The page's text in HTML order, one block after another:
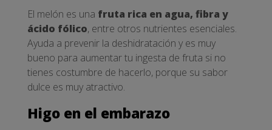
El melón es una fruta rica en agua, fibra y
ácido fólico, entre otros nutrientes esenciales.
Ayuda a prevenir la deshidratación y es muy
bueno para aumentar tu ingesta de fruta si no
tienes costumbre de hacerlo, porque su sabor
dulce es muy atractivo.
Higo en el embarazo